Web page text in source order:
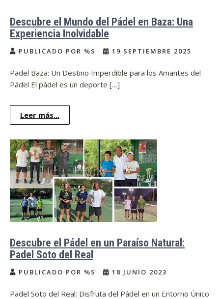
Descubre el Mundo del Pádel en Baza: Una
Experiencia Inolvidable
PUBLICADO POR %S 19 SEPTIEMBRE 2025
Padel Baza: Un Destino Imperdible para los Amantes del
Pádel El pádel es un deporte […]
Leer más...
Descubre el Pádel en un Paraíso Natural:
Padel Soto del Real
PUBLICADO POR %S 18 JUNIO 2023
Padel Soto del Real: Disfruta del Pádel en un Entorno Único